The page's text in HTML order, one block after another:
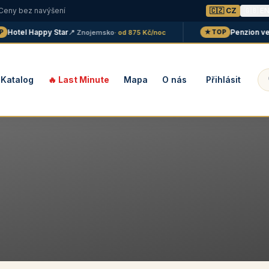
bez navýšení 🇨🇿 CZ
Hotel Happy Star📍 Znojemsko· od 875 Kč/noc ★ TOP Penzion ve
Katalog 🔥 Last Minute Mapa O nás Přihlásit